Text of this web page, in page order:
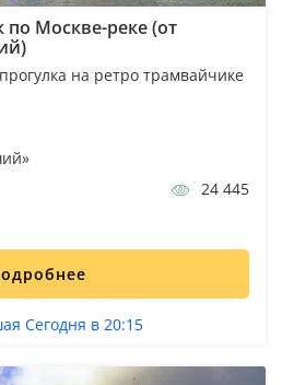
Москве-реке (от
на ретро трамвайчике
24 445
Сегодня в 20:15